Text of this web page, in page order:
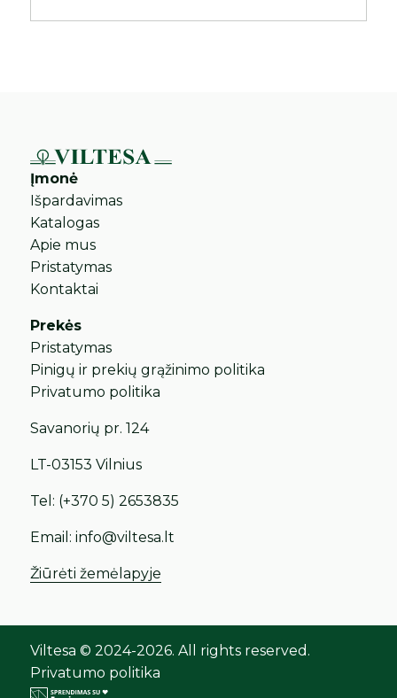
Įmonė
Išpardavimas
Katalogas
Apie mus
Pristatymas
Kontaktai
Prekės
Pristatymas
Pinigų ir prekių grąžinimo politika
Privatumo politika
Savanorių pr. 124
LT-03153 Vilnius
Tel: (+370 5) 2653835
Email:info@viltesa.lt
Žiūrėti žemėlapyje
Viltesa © 2024-2026. All rights reserved.
Privatumo politika